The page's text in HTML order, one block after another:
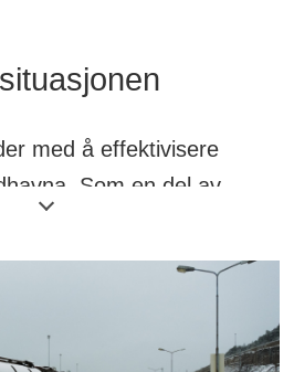
med å effektivisere
Som en del av
til et eget sidespor
skje når byggingen av